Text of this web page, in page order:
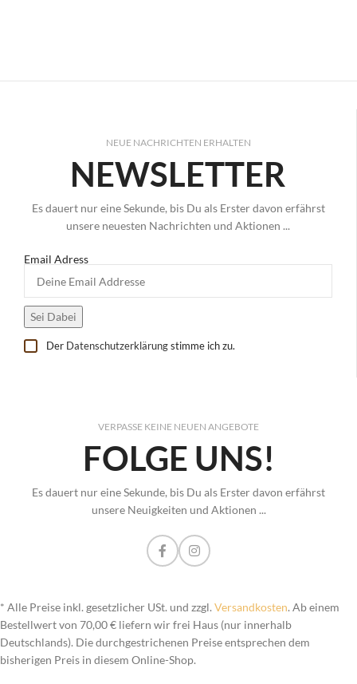
NEUE NACHRICHTEN ERHALTEN
NEWSLETTER
Es dauert nur eine Sekunde, bis Du als Erster davon erfährst
unsere neuesten Nachrichten und Aktionen ...
Email Adress
Der Datenschutzerklärungstimme ich zu.
VERPASSE KEINE NEUEN ANGEBOTE
FOLGE UNS!
Es dauert nur eine Sekunde, bis Du als Erster davon erfährst
unsere Neuigkeiten und Aktionen ...
* Alle Preise inkl. gesetzlicher USt. und zzgl.Versandkosten. Ab einem
Bestellwert von 70,00 € liefern wir frei Haus (nur innerhalb
Deutschlands). Die durchgestrichenen Preise entsprechen dem
bisherigen Preis in diesem Online-Shop.